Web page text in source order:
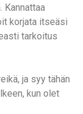
Kannattaa
korjata itseäsi
tarkoitus
ja syy tähän
kun olet